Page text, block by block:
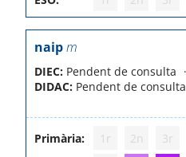
naipm
DIEC: Pendent de consulta
DIDAC: Pendent de consulta
Primària: 1r 2n 3r